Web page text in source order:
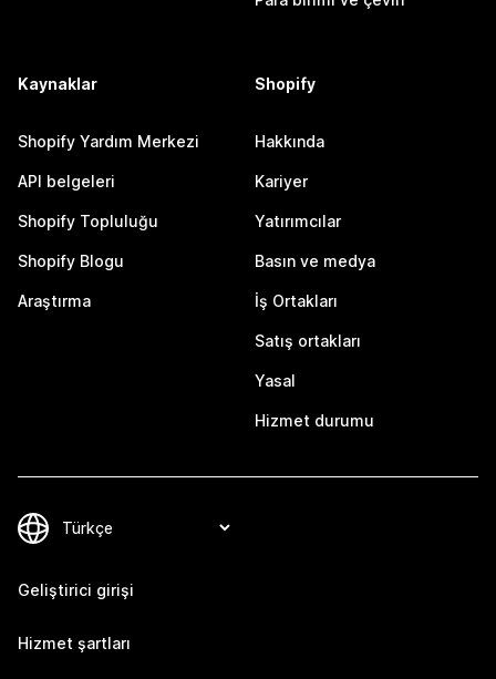
Kaynaklar
Shopify Yardım Merkezi
API belgeleri
Shopify Topluluğu
Shopify Blogu
Araştırma
Shopify
Hakkında
Kariyer
Yatırımcılar
Basın ve medya
İş Ortakları
Satış ortakları
Yasal
Hizmet durumu
Geliştirici girişi
Hizmet şartları